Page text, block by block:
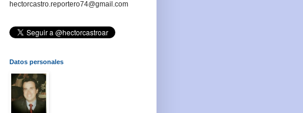
hectorcastro.reportero74@gmail.com
Datos personales